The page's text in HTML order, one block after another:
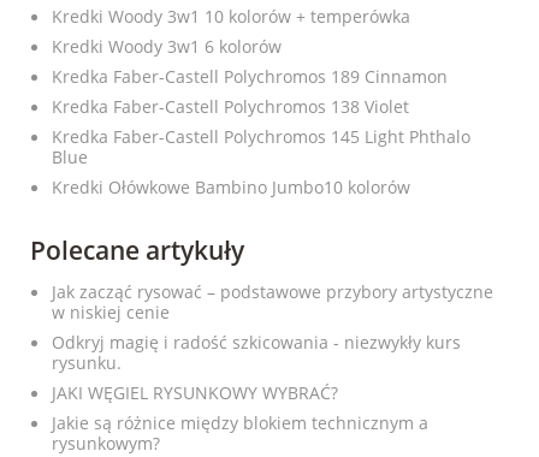
Kredki Woody 3w1 10 kolorów + temperówka
Kredki Woody 3w1 6 kolorów
Kredka Faber-Castell Polychromos 189 Cinnamon
Kredka Faber-Castell Polychromos 138 Violet
Kredka Faber-Castell Polychromos 145 Light Phthalo
Blue
Kredki Ołówkowe Bambino Jumbo10 kolorów
Polecane artykuły
Jak zacząć rysować – podstawowe przybory artystyczne
w niskiej cenie
Odkryj magię i radość szkicowania - niezwykły kurs
rysunku.
JAKI WĘGIEL RYSUNKOWY WYBRAĆ?
Jakie są różnice między blokiem technicznym a
rysunkowym?